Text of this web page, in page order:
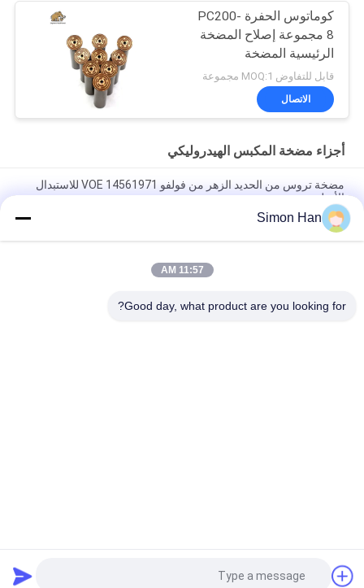
كوماتوس الحفرة PC200-
8 مجموعة إصلاح المضخة
الرئيسية المضخة
الهيدروليكية جزء مضخة
البستون صيانة خدمات
إصلاح
قابل للتفاوض MOQ:1 مجموعة
الاتصال
أجزاء مضخة المكبس الهيدروليكي
مضخة تروس من الحديد الزهر من فولفو VOE 14561971 للاستبدال
الأصلي
الأصلي
Simon Han
11:57 AM
Good day, what product are you looking for?